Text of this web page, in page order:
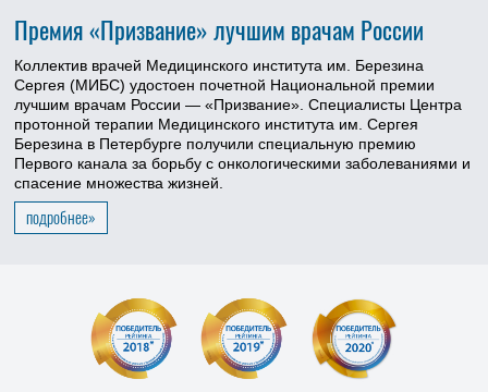
Премия «Призвание» лучшим врачам России
Коллектив врачей Медицинского института им. Березина
Сергея (МИБС) удостоен почетной Национальной премии
лучшим врачам России — «Призвание». Специалисты Центра
протонной терапии Медицинского института им. Сергея
Березина в Петербурге получили специальную премию
Первого канала за борьбу с онкологическими заболеваниями и
спасение множества жизней.
подробнее»